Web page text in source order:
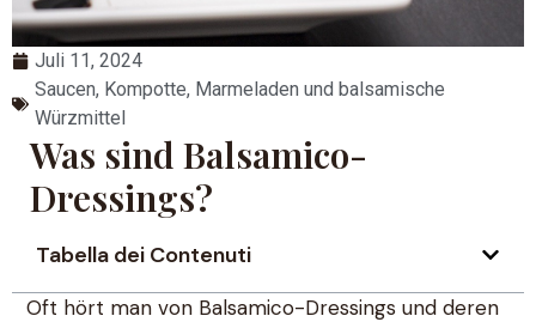
Juli 11, 2024
Saucen, Kompotte, Marmeladen und balsamische
Würzmittel
Was sind Balsamico-
Dressings?
Tabella dei Contenuti
Oft hört man von Balsamico-Dressings und deren